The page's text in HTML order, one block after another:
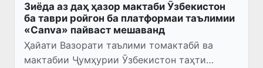
Зиёда аз даҳ ҳазор мактаби Ӯзбекистон
ба таври ройгон ба платформаи таълимии
«Canva» пайваст мешаванд
Ҳайати Вазорати таълими томактабӣ ва
мактабии Ҷумҳурии Ӯзбекистон таҳти